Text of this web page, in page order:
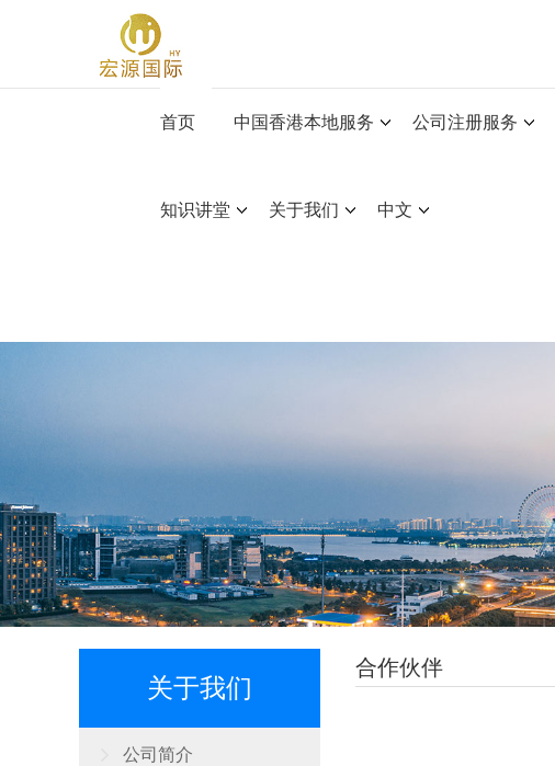
首页 中国香港本地服务 公司注册服务
知识讲堂 关于我们 中文
关于我们
公司简介
合作伙伴